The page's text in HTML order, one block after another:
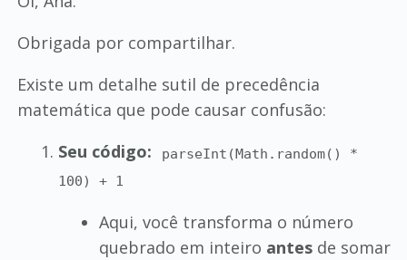
Obrigada por compartilhar.
Existe um detalhe sutil de precedência
matemática que pode causar confusão:
Seu código:
parseInt(Math.random() *
100) + 1
Aqui, você transforma o número
quebrado em inteiro antesde somar